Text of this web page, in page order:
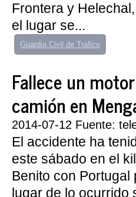
Frontera y
el lugar se...
Guardia Civil de Tráfico
Fallece un
camión en
2014-07-12 Fuente:
El accidente ha
este sábado en el
Benito con Portugal
lugar de lo ocurrido